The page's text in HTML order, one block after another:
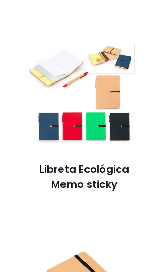
Libreta Ecológica
Memo sticky